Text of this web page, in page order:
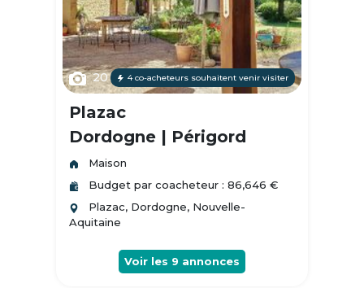
20 4 co-acheteurs souhaitent venir visiter
Plazac
Dordogne | Périgord
Maison
Budget par coacheteur : 86,646 €
Plazac, Dordogne, Nouvelle-
Aquitaine
Voir les 9 annonces